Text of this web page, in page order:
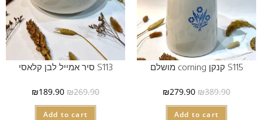
S115 קנקן corning מושלם
₪389.90
₪279.90
Add to cart
S113 סיר אמייל לבן קלאסי
₪269.90
₪189.90
Add to cart